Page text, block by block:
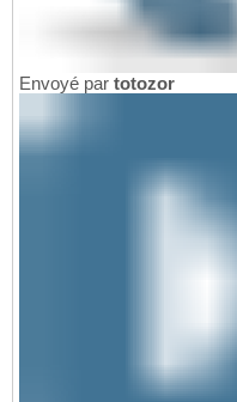
Envoyé par totozor